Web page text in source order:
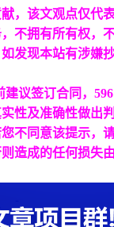
，该文观点仅代
不拥有所有权，
发现本站有涉嫌
建议签订合同，596
性及准确性做出
不同意该提示，
造成的任何损失